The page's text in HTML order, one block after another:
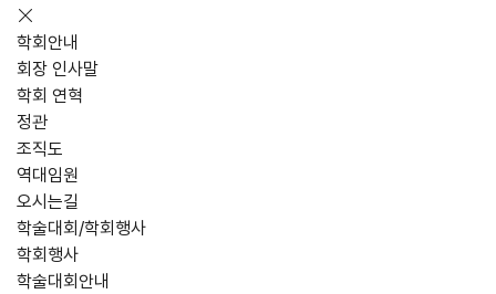
학회안내
회장 인사말
학회 연혁
정관
조직도
역대임원
오시는길
학술대회/학회행사
학회행사
학술대회안내